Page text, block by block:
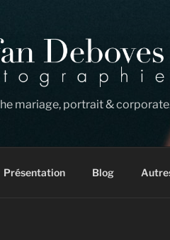
mariage, portrait &
Présentation Blog